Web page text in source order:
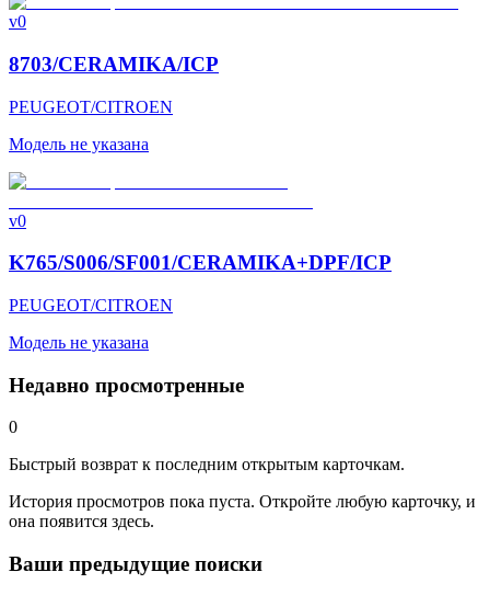
v0
8703/CERAMIKA/ICP
PEUGEOT/CITROEN
Модель не указана
v0
K765/S006/SF001/CERAMIKA+DPF/ICP
PEUGEOT/CITROEN
Модель не указана
Недавно просмотренные
0
Быстрый возврат к последним открытым карточкам.
История просмотров пока пуста. Откройте любую карточку, и
она появится здесь.
Ваши предыдущие поиски